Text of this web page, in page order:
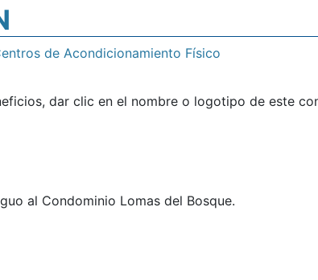
de Acondicionamiento Físico
dar clic en el nombre o logotipo de este
al Condominio Lomas del Bosque.